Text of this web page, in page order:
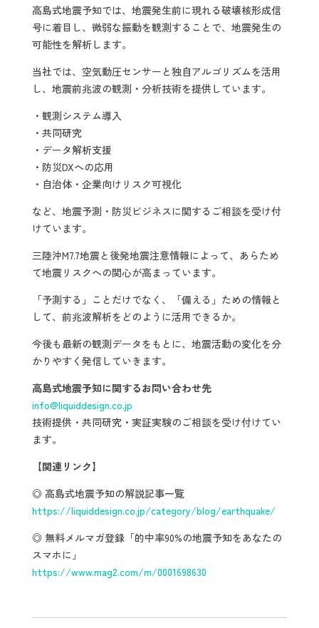
高島式地震予知では、地震発生前に現れる破壊核形成信
号に着目し、微弱な振動を観測することで、地震発生の
可能性を解析します。
当社では、空気動圧センサーと独自アルゴリズムを活用
し、地震前兆波の観測・分析技術を提供しています。
・観測システム導入
・共同研究
・データ解析支援
・防災DXへの応用
・自治体・企業向けリスク可視化
など、地震予測・防災ビジネスに関するご相談を受け付
けています。
三陸沖M7.7地震と後発地震注意情報によって、あらため
て地震リスクへの関心が高まっています。
「予測する」ことだけでなく、「備える」ための情報と
して、前兆波解析をどのように活用できるか。
今後も最新の観測データをもとに、地震活動の変化を分
かりやすく発信していきます。
高島式地震予知に関するお問い合わせ先
info@liquiddesign.co.jp
技術提供・共同研究・実証実験のご相談を受け付けてい
ます。
【関連リンク】
◎ 高島式地震予知の解説記事一覧
https://liquiddesign.co.jp/category/blog/earthquake/
◎ 無料メルマガ登録「的中率90%の地震予知をあなたの
スマホに」
https://www.mag2.com/m/0001698630